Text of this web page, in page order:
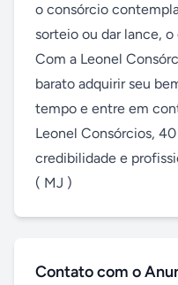
o consórcio
sorteio ou dar lance,
Com a Leonel
barato adquirir seu
tempo e entre em
Leonel Consórcios,
credibilidade e
( MJ )
Contato com o